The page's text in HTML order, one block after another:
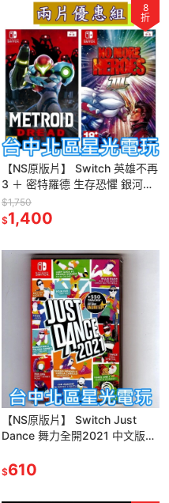
8
折
【NS原版片】 Switch 英雄不再
3 ＋ 密特羅德 生存恐懼 銀河戰
士 爆殺優惠 中文版全新品 【台
中星光電玩】
$1,750
$1,400
【NS原版片】 Switch Just
Dance 舞力全開2021 中文版全
$610